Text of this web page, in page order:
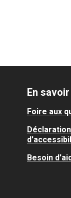
En savoir
Foire aux
Déclaration
Besoin